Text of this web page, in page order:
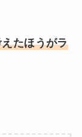
たほうがラ